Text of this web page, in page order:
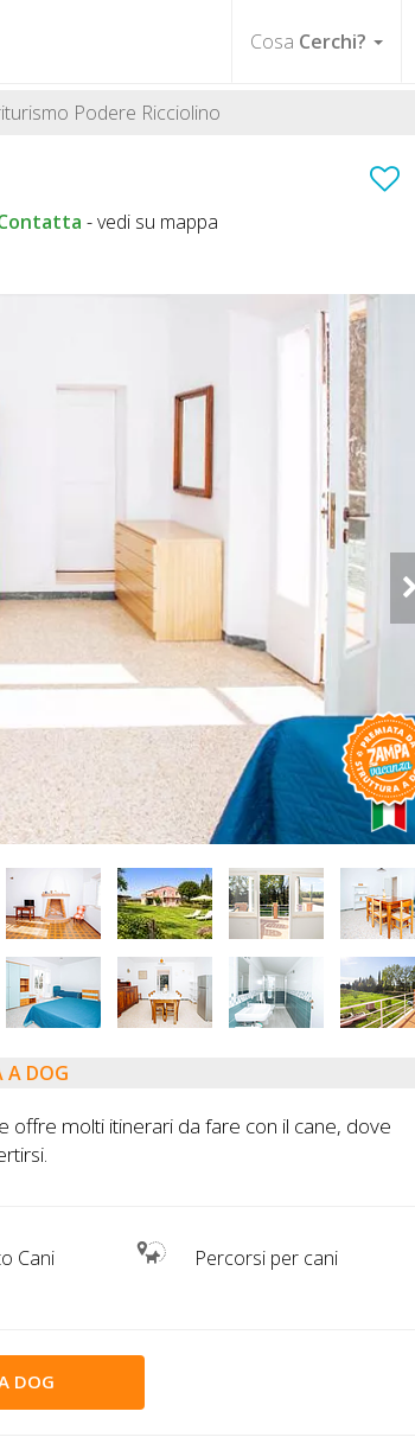
Cosa Cerchi?
Podere Ricciolino
-vedi su mappa
A DOG
offre molti itinerari da fare con il cane, dove
Cani Percorsi per cani
DOG